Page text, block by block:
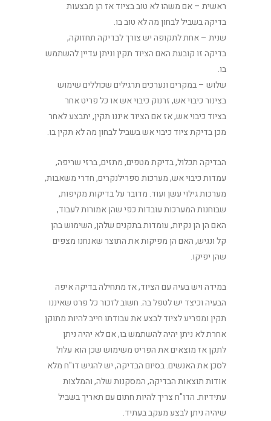
ראשית – אם משהו לא טוב בציוד אז הן מבצעות
בדיקה בשביל לבחון מה לא טוב בו.
שנית – אחת לתקופה יש צורך לבדיקה תחזוקה,
בדיקה זו קובעת האם הציוד תקין וניתן עדיין להשתמש
בו.
שלוש – במקרים ונערכים תרגילים שכוללים שימוש
בצינור כיבוי אש, זרנוק כיבוי אש או כל פריט אחר
בציוד כיבוי אש, אז אם הציוד איננו תקין, יתבצע לאחר
מכן בדיקת ציוד כיבוי אש בשביל לבחון מה לא תקין בו.
הבדיקה תכלול, בדיקת מטפים, מתזים, ברזי שריפה,
עמדות כיבוי אש, מערכות ספרילנקרים, חדרי משאבות,
מערכות גילוי עשן ועוד. מדובר על בדיקות מקיפות,
שבוחנות המערכות עובדות כפי שהן אמורות לעבוד,
האם הן הן נקיות, עומדות בתקנים שלהן, השימוש בהן
קל ונגיש, האם הן מפיקות את התוצר שאנחנו מצפים
שהן יפיקו.
במידה ויש בעיה עם הציוד, אז מתחילה בדיקה איפה
הבעיה וכיצד יש לטפל בה. חשוב לזכור כל פרט שאיננו
תקין ומפריע לציוד לבצע את עבודתו חייב להיות מתוקן
אחרת לא ניתן יהיה להשתמש בו, אם לא יהיה ניתן
לתקן אז מוצאים את הפריט משימוש שכן הוא עלול
לסכן את האנשים. בסיום הבדיקה, יש להגיש דו"ח מלא
אודות תוצאות הבדיקה, המסקנות שלה, והמלצות
עתידיות. הדו"ח צריך להיות חתום עם תאריך בשביל
שיהיה ניתן לבצע מעקב בעתיד.